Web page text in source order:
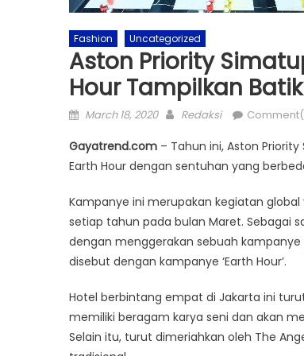
Fashion Uncategorized
Aston Priority
Hour Tampilkan
Posted
March 18, 2020 Author
Redaksi
Gayatrend.com – Tahun ini, Aston
Earth Hour dengan sentuhan yang
Kampanye ini merupakan kegiatan
setiap tahun pada bulan Maret. Sebagai
dengan menggerakan sebuah
disebut dengan kampanye ‘Earth Hour’.
Hotel berbintang empat di Jakarta ini
memiliki beragam karya seni dan akan
Selain itu, turut dimeriahkan oleh The